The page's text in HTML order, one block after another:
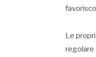
Le
regolare